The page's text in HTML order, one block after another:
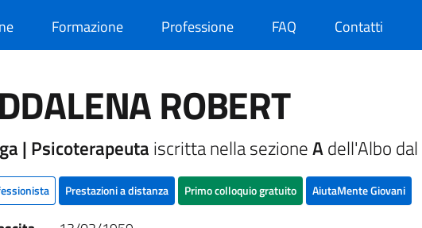
Formazione Professione FAQ Contatti
ROBERT
| Psicoterapeuta iscritta nella sezioneAdell'Albo dal
Prestazioni a distanza Primo colloquio gratuito AiutaMente Giovani